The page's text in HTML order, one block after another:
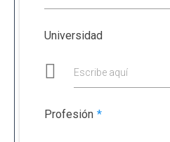
Universidad
Escribe aquí
Profesión *